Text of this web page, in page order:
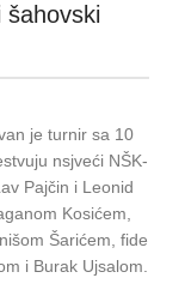
šahovski
je turnir sa 10
nsjveći NŠK-
Pajčin i Leonid
Kosićem,
Šarićem, fide
i Burak Ujsalom.